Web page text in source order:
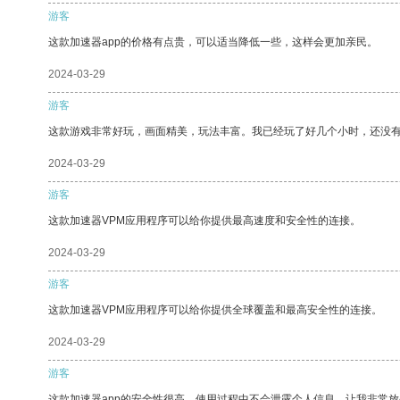
游客
这款加速器app的价格有点贵，可以适当降低一些，这样会更加亲民。
2024-03-29
游客
这款游戏非常好玩，画面精美，玩法丰富。我已经玩了好几个小时，还没有
2024-03-29
游客
这款加速器VPM应用程序可以给你提供最高速度和安全性的连接。
2024-03-29
游客
这款加速器VPM应用程序可以给你提供全球覆盖和最高安全性的连接。
2024-03-29
游客